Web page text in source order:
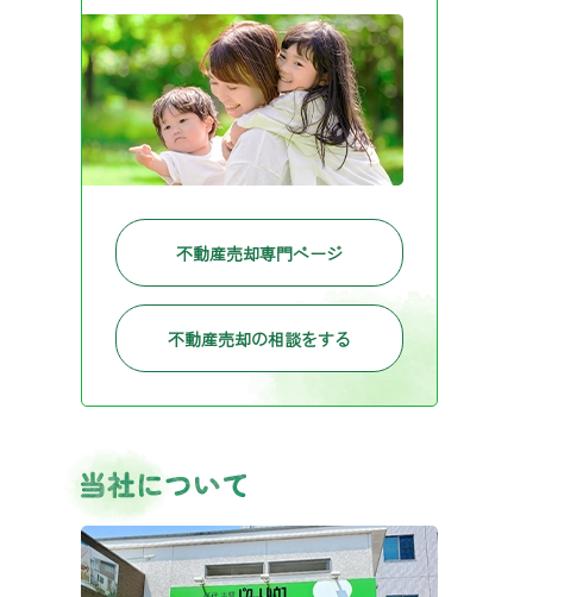
不動産売却専門ページ
不動産売却の相談をする